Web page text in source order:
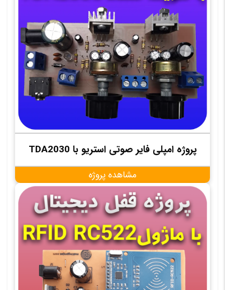
پروژه امپلی فایر صوتی استریو با TDA2030
مشاهده پروژه